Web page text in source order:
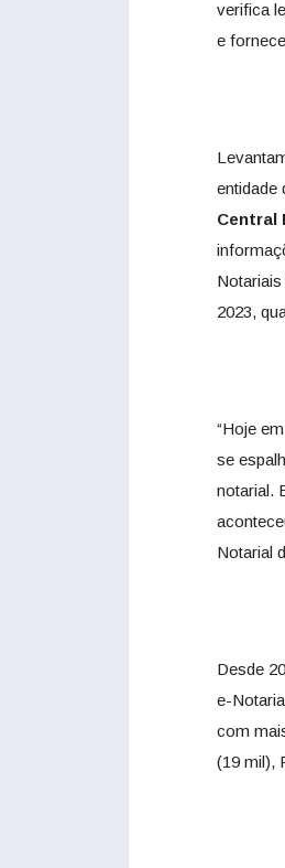
verifica
e
entidade
Central
2023,
“Hoje
se
notarial.
Notarial
Desde
e-
com
(19 mil),